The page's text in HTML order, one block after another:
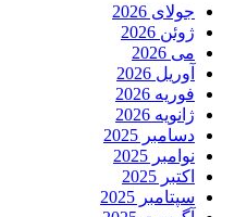
جولای 2026
ژوئن 2026
می 2026
آوریل 2026
فوریه 2026
ژانویه 2026
دسامبر 2025
نوامبر 2025
اکتبر 2025
سپتامبر 2025